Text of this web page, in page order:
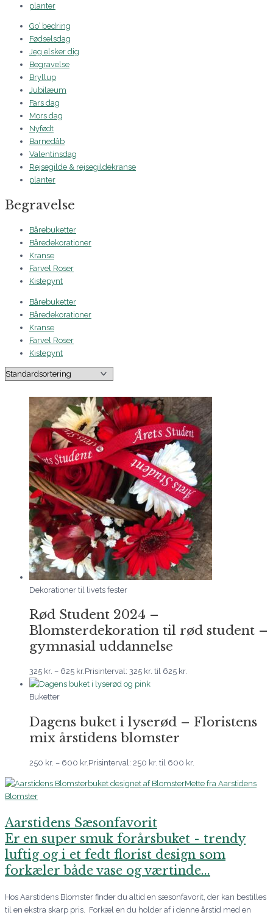
planter
Go’ bedring
Fødselsdag
Jeg elsker dig
Begravelse
Bryllup
Jubilæum
Fars dag
Mors dag
Nyfødt
Barnedåb
Valentinsdag
Rejsegilde & rejsegildekranse
planter
Begravelse
Bårebuketter
Båredekorationer
Kranse
Farvel Roser
Kistepynt
Bårebuketter
Båredekorationer
Kranse
Farvel Roser
Kistepynt
Dekorationer til livets fester
Rød Student 2024 –
Blomsterdekoration til rød student –
gymnasial uddannelse
325 kr. – 625 kr.Prisinterval: 325 kr. til 625 kr.
Buketter
Dagens buket i lyserød – Floristens
mix årstidens blomster
250 kr. – 600 kr. Prisinterval: 250 kr. til 600 kr.
Aarstidens Sæsonfavorit
Er en super smuk forårsbuket - trendy
luftig og i et fedt florist design som
forkæler både vase og værtinde...
Hos Aarstidens Blomster finder du altid en sæsonfavorit, der kan bestilles
til en ekstra skarp pris. Forkæl en du holder af i denne årstid med en